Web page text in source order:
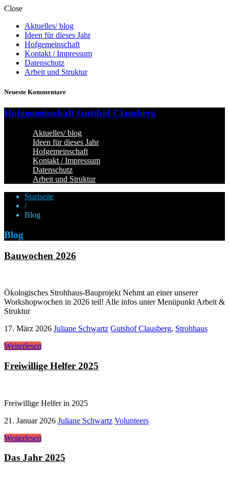
Close
Aktuelles/ blog
Ideen für dieses Jahr
Hofgemeinschaft
Kontakt / Impressum
Datenschutz
Arbeit und Struktur
Neueste Kommentare
Hofgemeinschaft Gutshof Clausberg
Aktuelles/ blog
Ideen für dieses Jahr
Hofgemeinschaft
Kontakt / Impressum
Datenschutz
Arbeit und Struktur
Startseite
/
Blog
Blog
Bauwochen 2026
Ökologisches Strohhaus-Bauprojekt Nehmt an einer unserer
Workshopwochen in 2026 teil! Alle infos unter Menüpunkt Arbeit &
Struktur
17. März 2026 Juliane Schwartz Gutshof Clausberg, Strohhaus
Weiterlesen
Freiwillige Helfer 2025
Freiwillige Helfer in 2025
21. Januar 2026 Juliane Schwartz Volunteers
Weiterlesen
Das Jahr 2025